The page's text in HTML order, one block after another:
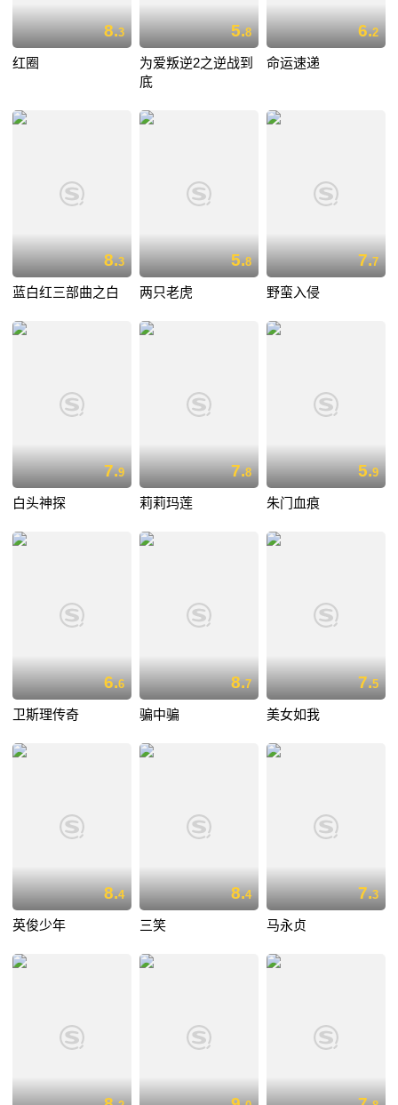
8.3
红圈
5.8
为爱叛逆2之逆战到
底
6.2
命运速递
8.3
蓝白红三部曲之白
5.8
两只老虎
7.7
野蛮入侵
7.9
白头神探
7.8
莉莉玛莲
5.9
朱门血痕
6.6
卫斯理传奇
8.7
骗中骗
7.5
美女如我
8.4
英俊少年
8.4
三笑
7.3
马永贞